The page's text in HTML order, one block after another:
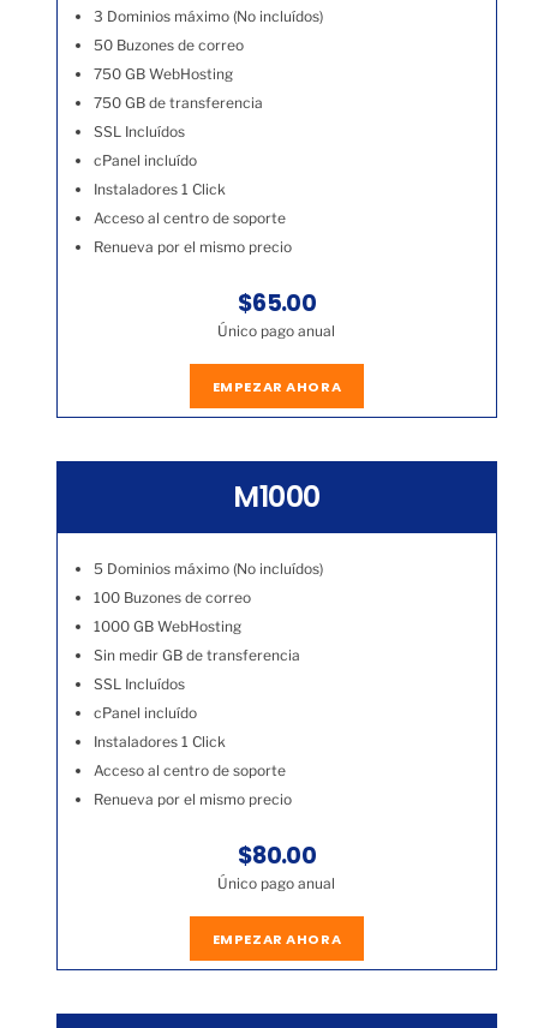
3 Dominios máximo (No incluídos)
50 Buzones de correo
750 GB WebHosting
750 GB de transferencia
SSL Incluídos
cPanel incluído
Instaladores 1 Click
Acceso al centro de soporte
Renueva por el mismo precio
$65.00
Único pago anual
EMPEZAR AHORA
M1000
5 Dominios máximo (No incluídos)
100 Buzones de correo
1000 GB WebHosting
Sin medir GB de transferencia
SSL Incluídos
cPanel incluído
Instaladores 1 Click
Acceso al centro de soporte
Renueva por el mismo precio
$80.00
Único pago anual
EMPEZAR AHORA